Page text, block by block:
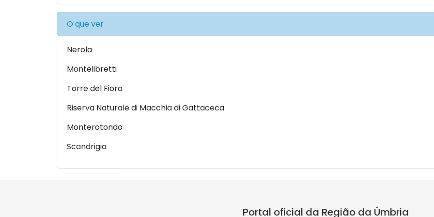
O que ver
Nerola
Montelibretti
Torre del Fiora
Riserva Naturale di Macchia di Gattaceca
Monterotondo
Scandrigia
Portal oficial da Região da Úmbria